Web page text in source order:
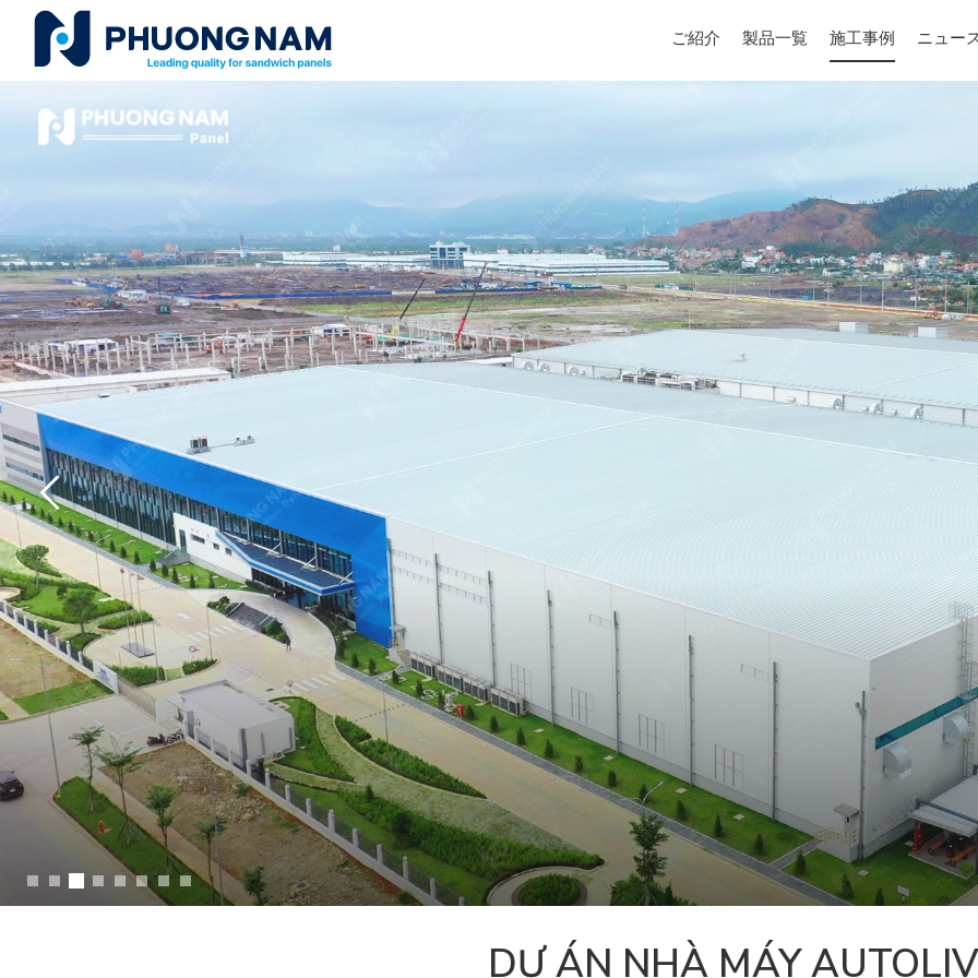
ご紹介 製品一覧 施工事例 ニュー
DỰ ÁN NHÀ MÁY AUTOLIV